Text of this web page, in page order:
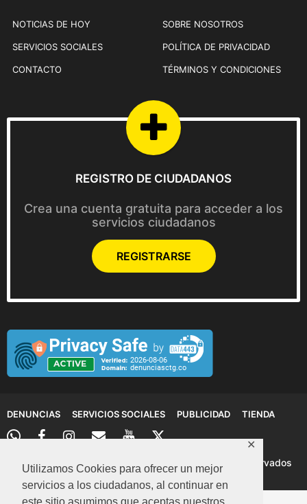
Utilizamos Cookies para ofrecer un mejor
servicios a los ciudadanos, al continuar en
este sitio asumimos que aceptas nuestros
✕
NOTICIAS DE HOY
SERVICIOS SOCIALES
CONTACTO
SOBRE NOSOTROS
POLÍTICA DE PRIVACIDAD
TÉRMINOS Y CONDICIONES
REGISTRO DE CIUDADANOS
Crea una cuenta gratuita para acceder a los
servicios ciudadanos
REGISTRARSE
DENUNCIAS SERVICIOS SOCIALES PUBLICIDAD TIENDA
© 2026 Denuncias Cartagena: Todos los derechos reservados